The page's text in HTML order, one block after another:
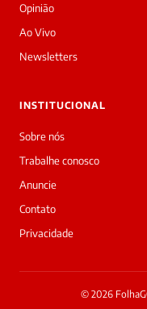
daqui
do
Prime.
Marcos
Eduardo
Carvalho
acabou
cobrir
essa
—
a
Opinião
Ao Vivo
Newsletters
INSTITUCIONAL
Sobre nós
Trabalhe conosco
Anuncie
Contato
Privacidade
© 2026